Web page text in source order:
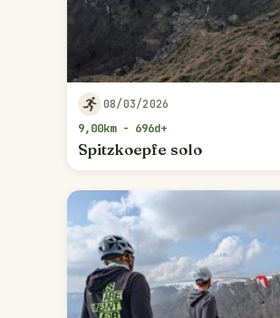
08/03/2026
9,00km - 696d+
Spitzkoepfe solo